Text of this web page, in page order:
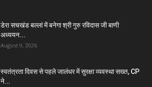
डेरा सचखंड बल्लां में बनेगा श्री गुरु रविदास जी बाणी
अध्ययन...
August 9, 2026
स्वतंत्रता दिवस से पहले जालंधर में सुरक्षा व्यवस्था सख्त, CP
ने...